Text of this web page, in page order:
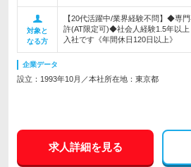
対象と
なる方
【20代活躍中/業界経験不問】◆専
許(AT限定可)◆社会人経験1.5年以
入社です《年間休日120日以上》
企業データ
設立：1993年10月／本社所在地：東京都
求人詳細を見る